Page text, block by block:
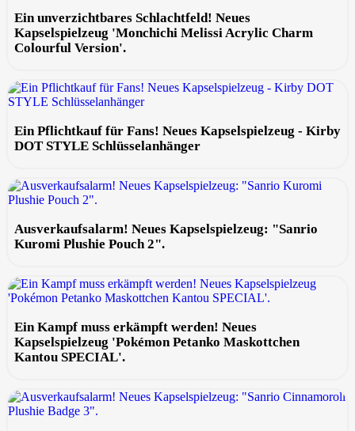
Ein unverzichtbares Schlachtfeld! Neues
Kapselspielzeug 'Monchichi Melissi Acrylic Charm
Colourful Version'.
Ein Pflichtkauf für Fans! Neues Kapselspielzeug - Kirby
DOT STYLE Schlüsselanhänger
Ausverkaufsalarm! Neues Kapselspielzeug: "Sanrio
Kuromi Plushie Pouch 2".
Ein Kampf muss erkämpft werden! Neues
Kapselspielzeug 'Pokémon Petanko Maskottchen
Kantou SPECIAL'.